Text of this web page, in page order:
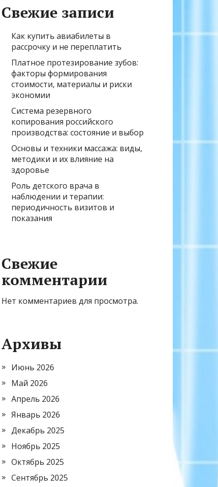
Свежие записи
Как купить авиабилеты в
рассрочку и не переплатить
Платное протезирование зубов:
факторы формирования
стоимости, материалы и риски
экономии
Система резервного
копирования российского
производства: состояние и выбор
Основы и техники массажа: виды,
методики и их влияние на
здоровье
Роль детского врача в
наблюдении и терапии:
периодичность визитов и
показания
Свежие
комментарии
Нет комментариев для просмотра.
Архивы
Июнь 2026
Май 2026
Апрель 2026
Январь 2026
Декабрь 2025
Ноябрь 2025
Октябрь 2025
Сентябрь 2025